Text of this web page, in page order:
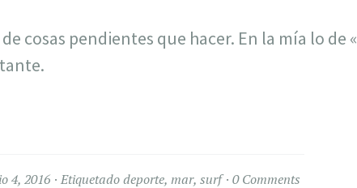
cosas pendientes que hacer. En la mía lo de «
4, 2016 Etiquetadodeporte, mar, surf 0 Comments